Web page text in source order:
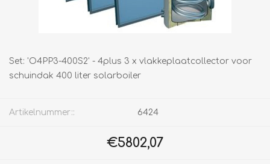
Set: 'O4PP3-400S2' - 4plus 3 x vlakkeplaatcollector voor
schuindak 400 liter solarboiler
Artikelnummer:: 6424
€5802,07